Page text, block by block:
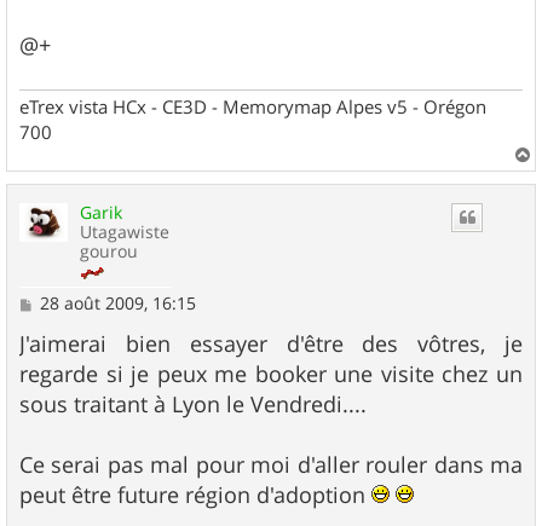
@+
eTrex vista HCx - CE3D - Memorymap Alpes v5 - Orégon
700
a
Garik
Utagawiste
gourou
M
s
s
a
g
e
28 août 2009, 16:15
J'aimerai bien essayer d'être des vôtres, je
regarde si je peux me booker une visite chez un
sous traitant à Lyon le Vendredi....
Ce serai pas mal pour moi d'aller rouler dans ma
peut être future région d'adoption